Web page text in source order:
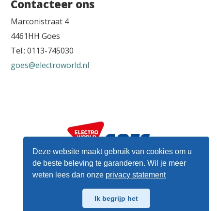
Deze website maakt gebruik van cookies om u
de beste beleving te garanderen. Wil je meer
weten lees dan onze privacy statement
Ik begrijp het
Contacteer ons
Marconistraat 4
4461HH Goes
Tel.: 0113-745030
goes@electroworld.nl
Marconistraat 4 - 4461HH Goes - Tel.: 0113-
745030 goes@electroworld.nl
Privacy reglement